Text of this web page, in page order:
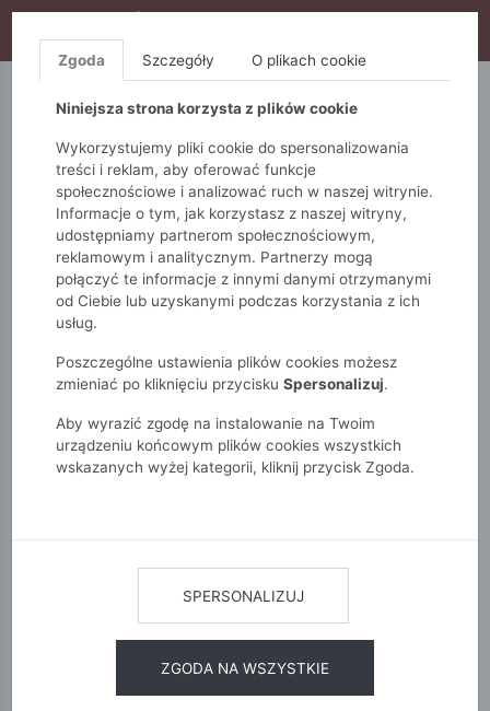
S10), DODATKOWE 15% ZA 3SZT (KOD: S15)
5.10.15. QUIOSQUE
Monnari Zobacz wszystko Swetry
długi rękaw
Sweter damski z połyskującą nicią
Zgoda Szczegóły O plikach cookie
Niniejsza strona korzysta z plików cookie
Wykorzystujemy pliki cookie do spersonalizowania
treści i reklam, aby oferować funkcje
społecznościowe i analizować ruch w naszej witrynie.
Informacje o tym, jak korzystasz z naszej witryny,
udostępniamy partnerom społecznościowym,
reklamowym i analitycznym. Partnerzy mogą
połączyć te informacje z innymi danymi otrzymanymi
od Ciebie lub uzyskanymi podczas korzystania z ich
usług.
Poszczególne ustawienia plików cookies możesz
zmieniać po kliknięciu przycisku Spersonalizuj.
Aby wyrazić zgodę na instalowanie na Twoim
urządzeniu końcowym plików cookies wszystkich
wskazanych wyżej kategorii, kliknij przycisk Zgoda.
SPERSONALIZUJ
ZGODA NA WSZYSTKIE